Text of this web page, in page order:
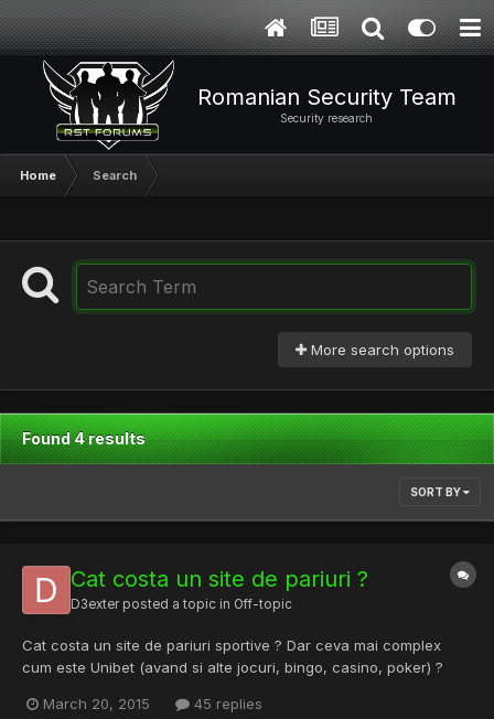
Romanian Security Team
Security research
Home Search
More search options
Found 4 results
SORT BY
Cat costa un site de pariuri ?
D3exter posted a topic in Off-topic
Cat costa un site de pariuri sportive ? Dar ceva mai complex
cum este Unibet (avand si alte jocuri, bingo, casino, poker) ?
March 20, 2015 45 replies